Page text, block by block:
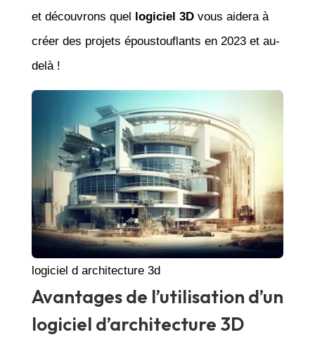
et découvrons quel logiciel 3Dvous aidera à
créer des projets époustouflants en 2023 et au-
delà !
logiciel d architecture 3d
Avantages de l’utilisation d’un
logiciel d’architecture 3D